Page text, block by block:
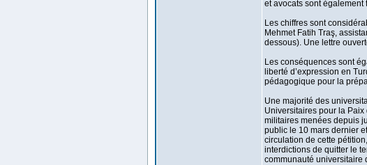
et avocats sont
Les chiffres sont
Mehmet Fatih Traş,
dessous). Une lettre
Les conséquences sont
liberté d’expression en
pédagogique pour la
Une majorité des
Universitaires pour la
militaires menées depuis
public le 10 mars dernier
circulation de cette
interdictions de quitter le
communauté universitaire